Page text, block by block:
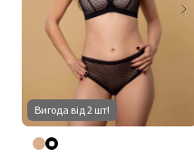
Вигода від 2 шт!